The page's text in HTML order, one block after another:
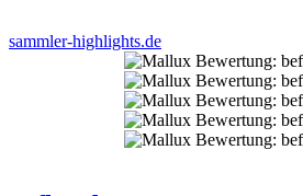
sammler-highlights.de